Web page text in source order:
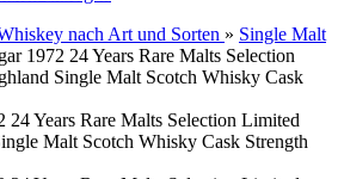
nach Art und Sorten » Single Malt
1972 24 Years Rare Malts Selection
Single Malt Scotch Whisky Cask